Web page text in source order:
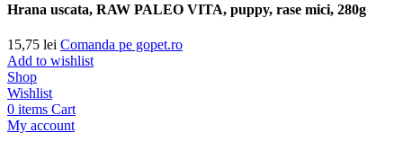
Hrana uscata, RAW PALEO VITA, puppy, rase mici, 280g
15,75 lei Comanda pe gopet.ro
Add to wishlist
Shop
Wishlist
0 items Cart
My account